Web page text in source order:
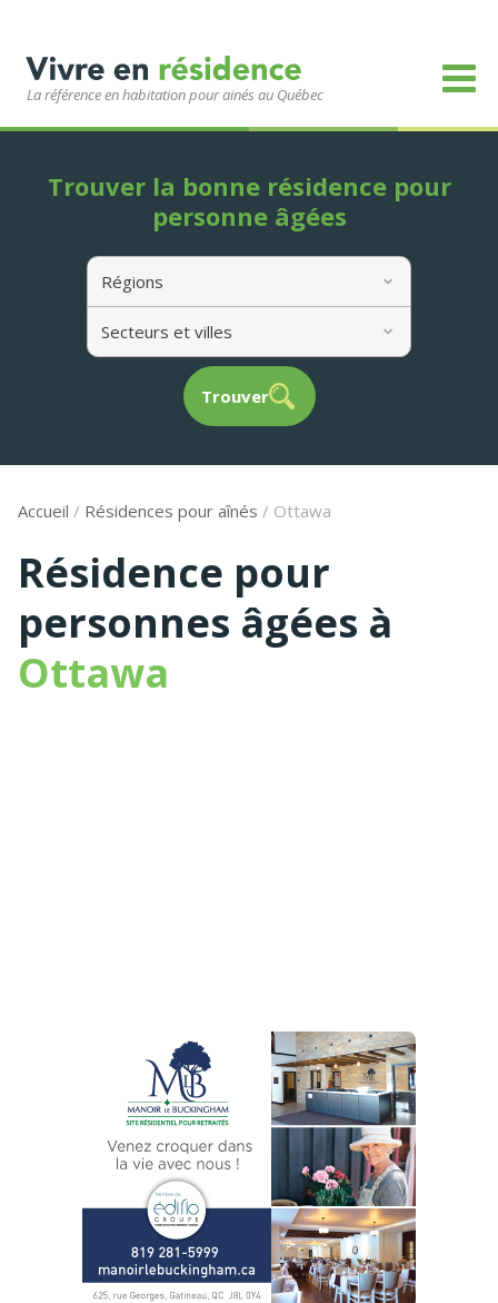
La référence en habitation pour ainés au Québec
Régions
Secteurs et villes
Trouver
Trouver la bonne résidence pour
personne âgées
Accueil / Résidences pour aînés / Ottawa
Résidence pour
personnes âgées à
Ottawa